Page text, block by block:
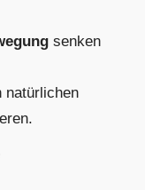
senken
natürlichen